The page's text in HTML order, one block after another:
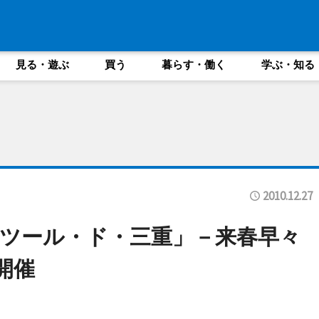
見る・遊ぶ 買う 暮らす・働く 学ぶ・知る
2010.12.27
ール・ド・三重」－来春早々
催